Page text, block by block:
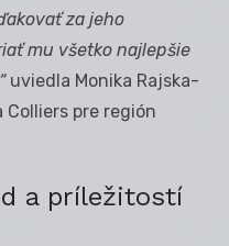
za jeho
mu všetko najlepšie
uviedla Monika Rajska-
Colliers pre región
a príležitostí